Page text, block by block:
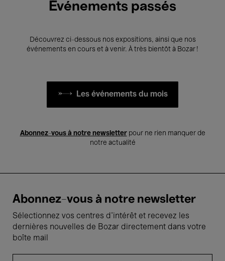
Événements passés
Découvrez ci-dessous nos expositions, ainsi que nos
événements en cours et à venir. À très bientôt à Bozar !
Les événements du mois
Abonnez-vous à notre newsletterpour ne rien manquer de
notre actualité
Abonnez-vous à notre newsletter
Sélectionnez vos centres d'intérêt et recevez les
dernières nouvelles de Bozar directement dans votre
boîte mail